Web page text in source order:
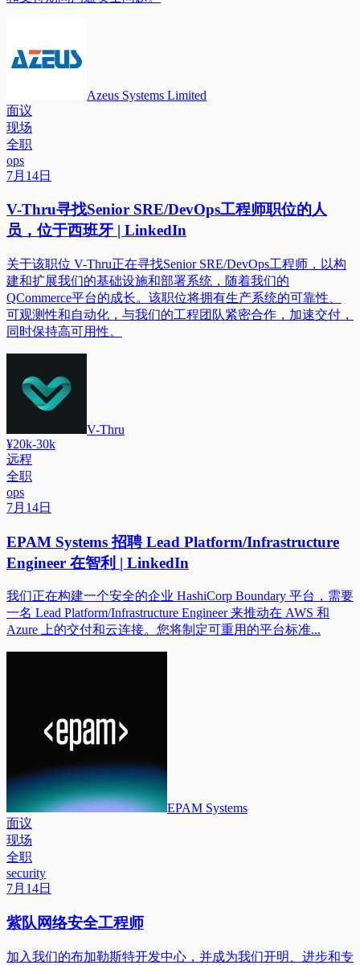
Azeus Systems Limited
面议
现场
全职
ops
7月14日
V-Thru寻找Senior SRE/DevOps工程师职位的人
员，位于西班牙 | LinkedIn
关于该职位 V-Thru正在寻找Senior SRE/DevOps工程师，以构
建和扩展我们的基础设施和部署系统，随着我们的
QCommerce平台的成长。该职位将拥有生产系统的可靠性、
可观测性和自动化，与我们的工程团队紧密合作，加速交付，
同时保持高可用性。
V-Thru
¥20k-30k
远程
全职
ops
7月14日
EPAM Systems 招聘 Lead Platform/Infrastructure
Engineer 在智利 | LinkedIn
我们正在构建一个安全的企业 HashiCorp Boundary 平台，需要
一名 Lead Platform/Infrastructure Engineer 来推动在 AWS 和
Azure 上的交付和云连接。您将制定可重用的平台标准...
EPAM Systems
面议
现场
全职
security
7月14日
紫队网络安全工程师
加入我们的布加勒斯特开发中心，并成为我们开明、进步和专